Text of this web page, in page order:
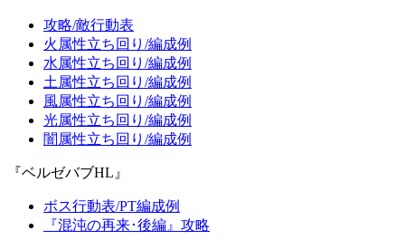
攻略/敵行動表
火属性立ち回り/編成例
水属性立ち回り/編成例
土属性立ち回り/編成例
風属性立ち回り/編成例
光属性立ち回り/編成例
闇属性立ち回り/編成例
『ベルゼバブHL』
ボス行動表/PT編成例
『混沌の再来･後編』攻略